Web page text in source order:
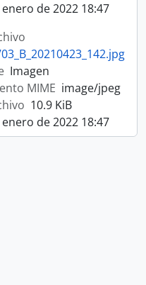
de 2022 18:47
Imagen
MIME image/jpeg
10.9 KiB
de 2022 18:47